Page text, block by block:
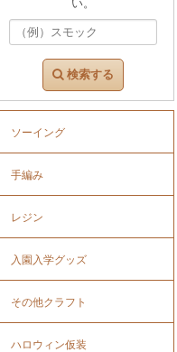
検索する
ソーイング
手編み
レジン
入園入学グッズ
その他クラフト
ハロウィン仮装